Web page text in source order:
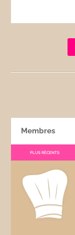
Membres
PLUS RÉCENTS